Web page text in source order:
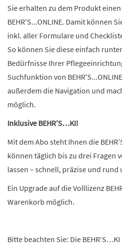
Sie erhalten zu dem Produkt
BEHR'S...ONLINE. Damit können
inkl. aller Formulare und
So können Sie diese einfach
Bedürfnisse Ihrer
Suchfunktion von
außerdem die Navigation und
möglich.
Inklusive BEHR’S…KI!
Mit dem Abo steht Ihnen die
können täglich bis zu drei Fragen
lassen – schnell, präzise und rund
Ein Upgrade auf die Volllizenz
Warenkorb möglich.
Bitte beachten Sie: Die